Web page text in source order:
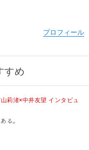
すめ
莉渚×中井友望 インタビュ
る。